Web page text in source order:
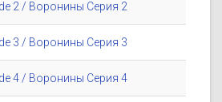
2 / Воронины Серия 2
3 / Воронины Серия 3
4 / Воронины Серия 4